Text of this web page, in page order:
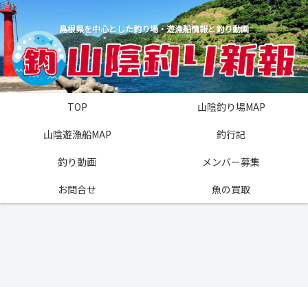
島根県を中心とした釣り場・遊漁船情報と釣り動画
TOP
山陰釣り場MAP
山陰遊漁船MAP
釣行記
釣り動画
メンバー募集
お問合せ
魚の買取